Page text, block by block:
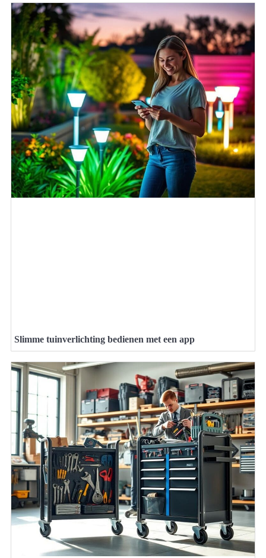
Slimme tuinverlichting bedienen met een app